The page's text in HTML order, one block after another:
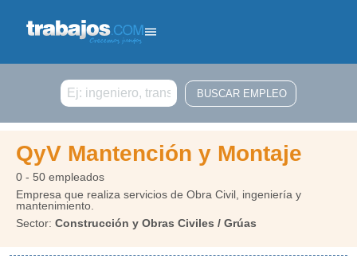
Buscar
QyV Mantención y Montaje
0 - 50 empleados
Empresa que realiza servicios de Obra Civil, ingeniería y
mantenimiento.
Sector: Construcción y Obras Civiles / Grúas